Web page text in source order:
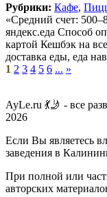
Рубрики: Кафе,
«Средний счет:
яндекс.еда Способ
картой Кешбэк на
доставка еды, еда
1 2 3 4 5 6 ... »
AyLe.ru 💃🤳 - все
2026
Если Вы являетесь
заведения в
При полной или
авторских